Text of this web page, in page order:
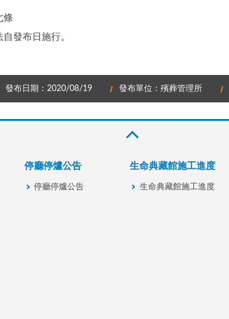
條
自發布日施行。
發布日期：2020/08/19 發布單位：殯葬管理所
停廳停爐公告
停廳停爐公告
生命典藏館施工進度
生命典藏館施工進度